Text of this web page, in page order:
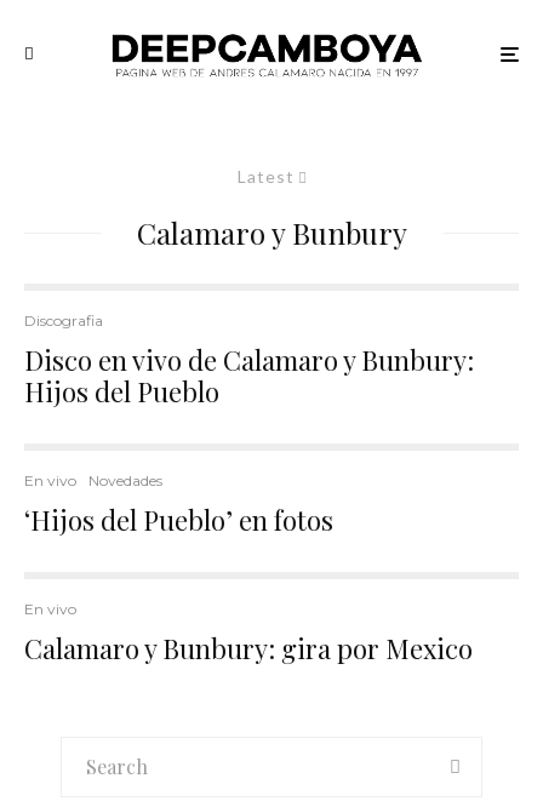
Latest
Calamaro y Bunbury
Discografia
Disco en vivo de Calamaro y Bunbury:
Hijos del Pueblo
En vivo Novedades
‘Hijos del Pueblo’ en fotos
En vivo
Calamaro y Bunbury: gira por Mexico